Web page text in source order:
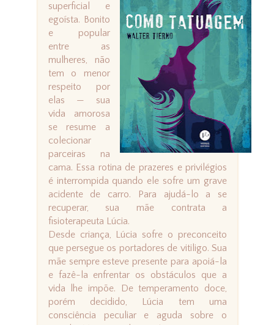
superficial e
egoísta. Bonito
e popular
entre as
mulheres, não
tem o menor
respeito por
elas — sua
vida amorosa
se resume a
colecionar
parceiras na
cama. Essa rotina de prazeres e privilégios
é interrompida quando ele sofre um grave
acidente de carro. Para ajudá-lo a se
recuperar, sua mãe contrata a
fisioterapeuta Lúcia.
Desde criança, Lúcia sofre o preconceito
que persegue os portadores de vitiligo. Sua
mãe sempre esteve presente para apoiá-la
e fazê-la enfrentar os obstáculos que a
vida lhe impõe. De temperamento doce,
porém decidido, Lúcia tem uma
consciência peculiar e aguda sobre o